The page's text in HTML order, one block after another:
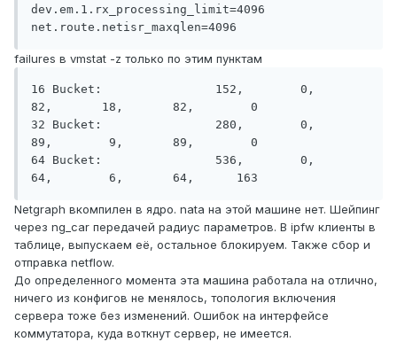
dev.em.1.rx_processing_limit=4096
net.route.netisr_maxqlen=4096
failures в vmstat -z только по этим пунктам
16 Bucket:                152,        0,
82,       18,       82,        0
32 Bucket:                280,        0,
89,        9,       89,        0
64 Bucket:                536,        0,
Netgraph вкомпилен в ядро. nata на этой машине нет. Шейпинг
через ng_car передачей радиус параметров. В ipfw клиенты в
таблице, выпускаем её, остальное блокируем. Также сбор и
отправка netflow.
До определенного момента эта машина работала на отлично,
ничего из конфигов не менялось, топология включения
сервера тоже без изменений. Ошибок на интерфейсе
коммутатора, куда воткнут сервер, не имеется.